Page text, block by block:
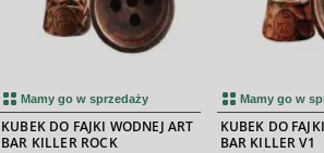
Mamy go w sprzedaży
KUBEK DO FAJKI WODNEJ ART
BAR KILLER ROCK
Mamy go w
KUBEK DO
BAR KILLER V1